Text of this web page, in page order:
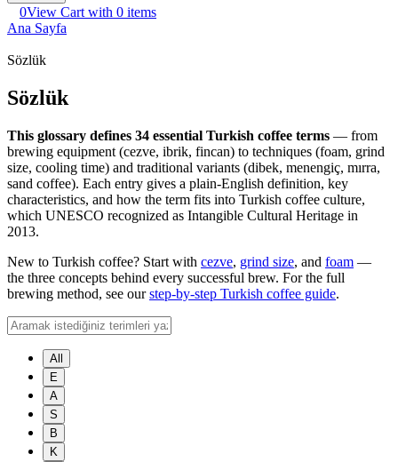
0View Cart with 0 items
Ana Sayfa
Sözlük
Sözlük
This glossary defines 34 essential Turkish coffee terms — from
brewing equipment (cezve, ibrik, fincan) to techniques (foam, grind
size, cooling time) and traditional variants (dibek, menengiç, mırra,
sand coffee). Each entry gives a plain-English definition, key
characteristics, and how the term fits into Turkish coffee culture,
which UNESCO recognized as Intangible Cultural Heritage in
2013.
New to Turkish coffee? Start with cezve, grind size, and foam —
the three concepts behind every successful brew. For the full
brewing method, see ourstep-by-step Turkish coffee guide.
All
E
A
S
B
K